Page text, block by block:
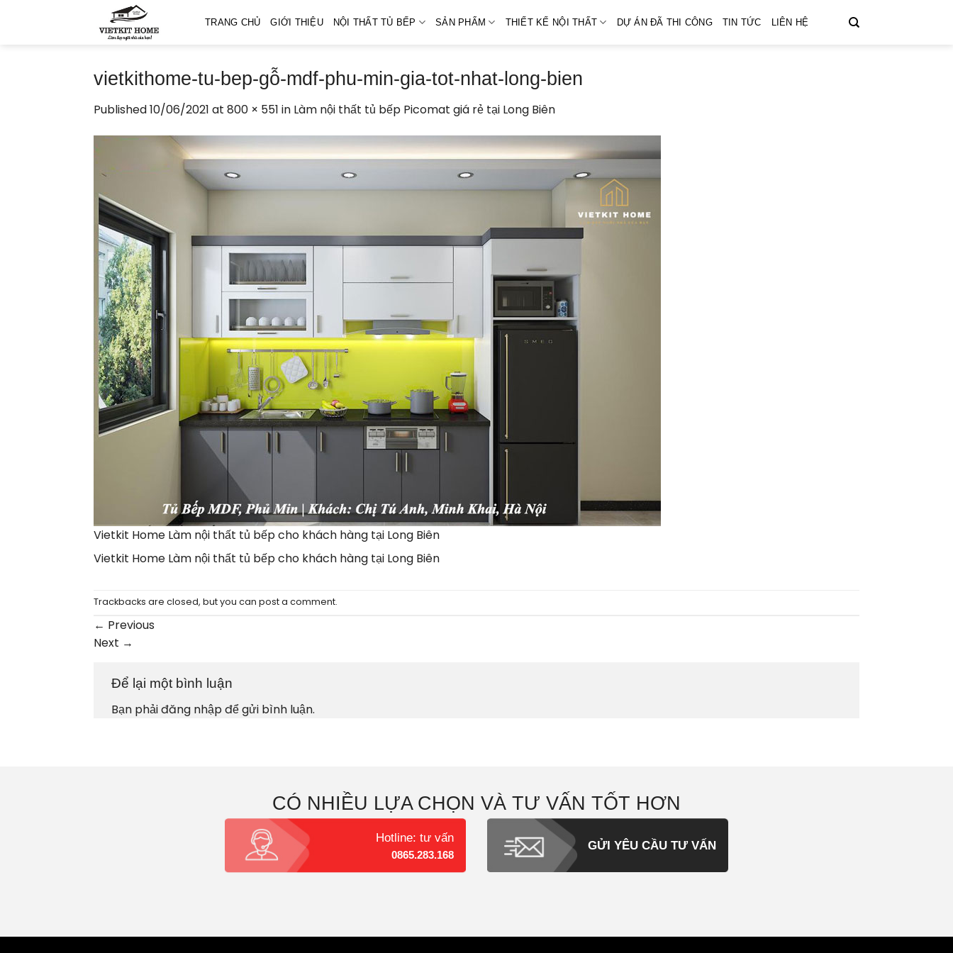
TRANG CHỦ GIỚI THIỆU NỘI THẤT TỦ BẾP SẢN PHẨM THIẾT KẾ NỘI THẤT DỰ ÁN ĐÃ THI CÔNG TIN TỨC LIÊN HỆ
vietkithome-tu-bep-gỗ-mdf-phu-min-gia-tot-nhat-long-bien
Published10/06/2021 at 800 × 551 in Làm nội thất tủ bếp Picomat giá rẻ tại Long Biên
Vietkit Home Làm nội thất tủ bếp cho khách hàng tại Long Biên
Vietkit Home Làm nội thất tủ bếp cho khách hàng tại Long Biên
Trackbacks are closed, but you can post a comment.
← Previous
Next →
Để lại một bình luận
Bạn phảiđăng nhậpđể gửi bình luận.
CÓ NHIỀU LỰA CHỌN VÀ TƯ VẤN TỐT HƠN
Hotline: tư vấn
0865.283.168
GỬI YÊU CẦU TƯ VẤN